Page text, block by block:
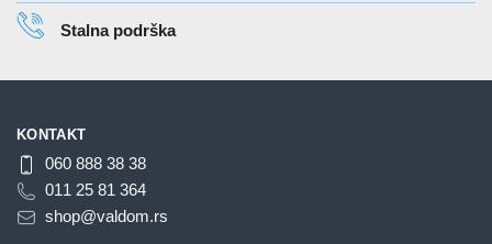
Stalna podrška
KONTAKT
060 888 38 38
011 25 81 364
shop@valdom.rs